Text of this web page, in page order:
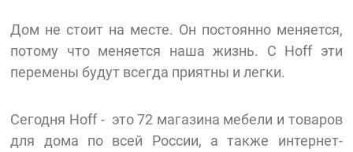
Дом не стоит на месте. Он постоянно меняется,
потому что меняется наша жизнь. С Hoff эти
перемены будут всегда приятны и легки.
Сегодня Hoff - это 72 магазина мебели и товаров
для дома по всей России, а также интернет-